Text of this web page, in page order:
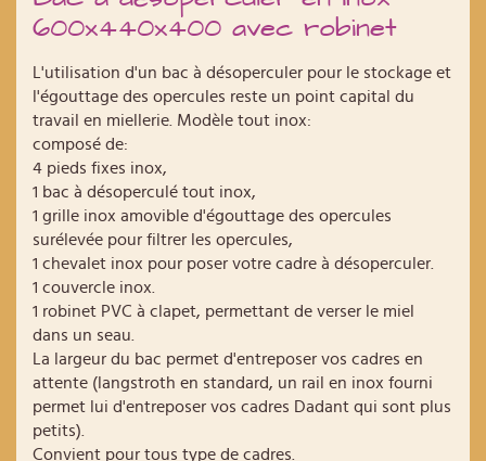
600x440x400 avec robinet
L'utilisation d'un bac à désoperculer pour le stockage et
l'égouttage des opercules reste un point capital du
travail en miellerie. Modèle tout inox:
composé de:
4 pieds fixes inox,
1 bac à désoperculé tout inox,
1 grille inox amovible d'égouttage des opercules
surélevée pour filtrer les opercules,
1 chevalet inox pour poser votre cadre à désoperculer.
1 couvercle inox.
1 robinet PVC à clapet, permettant de verser le miel
dans un seau.
La largeur du bac permet d'entreposer vos cadres en
attente (langstroth en standard, un rail en inox fourni
permet lui d'entreposer vos cadres Dadant qui sont plus
petits).
Convient pour tous type de cadres.